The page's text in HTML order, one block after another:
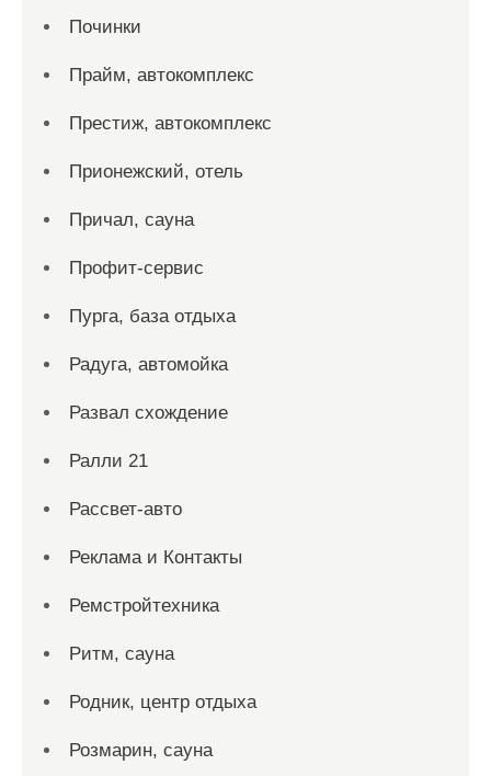
Починки
Прайм, автокомплекс
Престиж, автокомплекс
Прионежский, отель
Причал, сауна
Профит-сервис
Пурга, база отдыха
Радуга, автомойка
Развал схождение
Ралли 21
Рассвет-авто
Реклама и Контакты
Ремстройтехника
Ритм, сауна
Родник, центр отдыха
Розмарин, сауна